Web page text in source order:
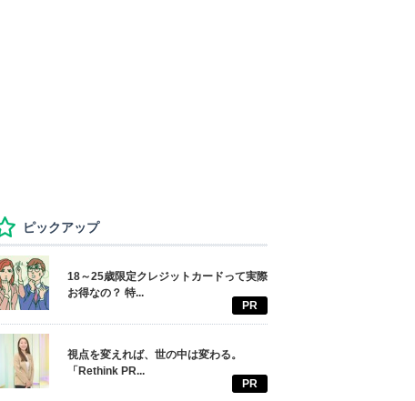
ピックアップ
18～25歳限定クレジットカードって実際
お得なの？ 特...
PR
視点を変えれば、世の中は変わる。
「Rethink PR...
PR